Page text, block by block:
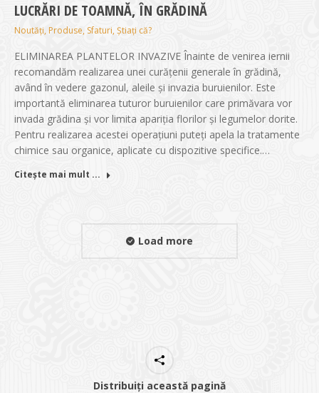
LUCRĂRI DE TOAMNĂ, ÎN GRĂDINĂ
Noutăți, Produse, Sfaturi, Știați că?
ELIMINAREA PLANTELOR INVAZIVE Înainte de venirea iernii
recomandăm realizarea unei curățenii generale în grădină,
având în vedere gazonul, aleile și invazia buruienilor. Este
importantă eliminarea tuturor buruienilor care primăvara vor
invada grădina și vor limita apariția florilor și legumelor dorite.
Pentru realizarea acestei operațiuni puteți apela la tratamente
chimice sau organice, aplicate cu dispozitive specifice.…
Citește mai mult ...
Load more
Distribuiți această pagină